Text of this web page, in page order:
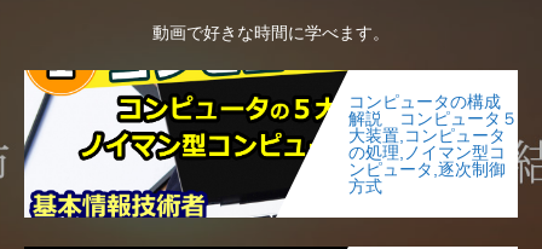
動画で好きな時間に学べます。
コンピュータの構成
解説 コンピュータ５
大装置,コンピュータ
の処理,ノイマン型コ
ンピュータ,逐次制御
方式